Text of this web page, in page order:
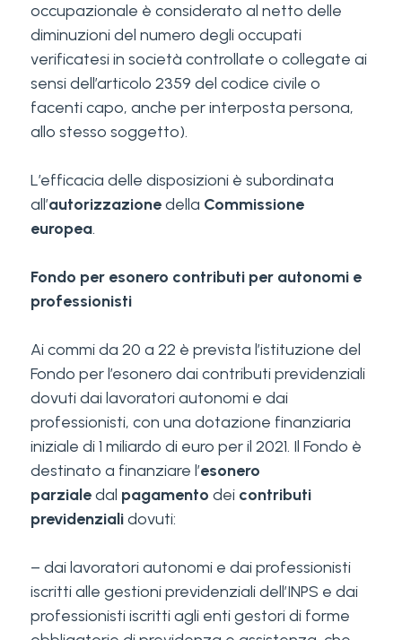
occupazionale è considerato al netto delle
diminuzioni del numero degli occupati
verificatesi in società controllate o collegate ai
sensi dell’articolo 2359 del codice civile o
facenti capo, anche per interposta persona,
allo stesso soggetto).
L’efficacia delle disposizioni è subordinata
all’autorizzazionedella Commissione
europea.
Fondo per esonero contributi per autonomi e
professionisti
Ai commi da 20 a 22 è prevista l’istituzione del
Fondo per l’esonero dai contributi previdenziali
dovuti dai lavoratori autonomi e dai
professionisti, con una dotazione finanziaria
iniziale di 1 miliardo di euro per il 2021. Il Fondo è
destinato a finanziare l’esonero
parzialedal pagamento dei contributi
previdenzialidovuti:
– dai lavoratori autonomi e dai professionisti
iscritti alle gestioni previdenziali dell’INPS e dai
professionisti iscritti agli enti gestori di forme